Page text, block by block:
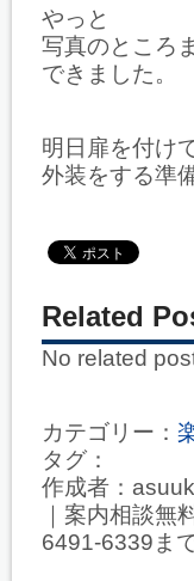
やっと
写真のところ
できました。
明日扉を付け
外装をする準
Related
No related
カテゴリー：
タグ：
作成者：
｜案内相談無
6491-6339ま